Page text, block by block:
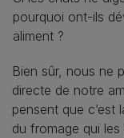
pourquoi ont-ils
aliment ?
Bien sûr, nous ne
directe de notre
pensent que c’est
du fromage qui les